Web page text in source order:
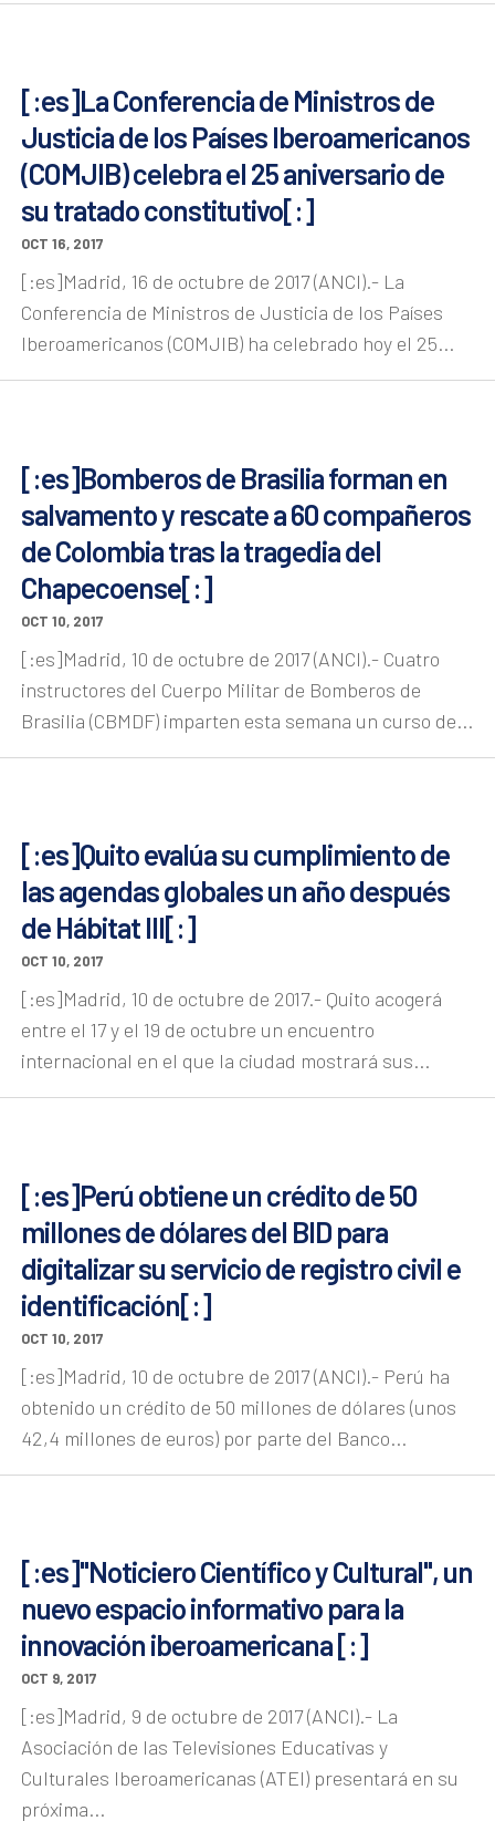
[:es]La Conferencia de Ministros de
Justicia de los Países Iberoamericanos
(COMJIB) celebra el 25 aniversario de
su tratado constitutivo[:]
OCT 16, 2017
[:es]Madrid, 16 de octubre de 2017 (ANCI).- La
Conferencia de Ministros de Justicia de los Países
Iberoamericanos (COMJIB) ha celebrado hoy el 25...
[:es]Bomberos de Brasilia forman en
salvamento y rescate a 60 compañeros
de Colombia tras la tragedia del
Chapecoense[:]
OCT 10, 2017
[:es]Madrid, 10 de octubre de 2017 (ANCI).- Cuatro
instructores del Cuerpo Militar de Bomberos de
Brasilia (CBMDF) imparten esta semana un curso de...
[:es]Quito evalúa su cumplimiento de
las agendas globales un año después
de Hábitat III[:]
OCT 10, 2017
[:es]Madrid, 10 de octubre de 2017.- Quito acogerá
entre el 17 y el 19 de octubre un encuentro
internacional en el que la ciudad mostrará sus...
[:es]Perú obtiene un crédito de 50
millones de dólares del BID para
digitalizar su servicio de registro civil e
identificación[:]
OCT 10, 2017
[:es]Madrid, 10 de octubre de 2017 (ANCI).- Perú ha
obtenido un crédito de 50 millones de dólares (unos
42,4 millones de euros) por parte del Banco...
[:es]"Noticiero Científico y Cultural", un
nuevo espacio informativo para la
innovación iberoamericana [:]
OCT 9, 2017
[:es]Madrid, 9 de octubre de 2017 (ANCI).- La
Asociación de las Televisiones Educativas y
Culturales Iberoamericanas (ATEI) presentará en su
próxima...